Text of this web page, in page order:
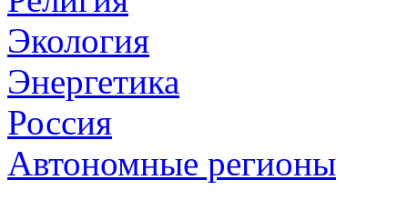
Экология
Энергетика
Россия
Автономные регионы